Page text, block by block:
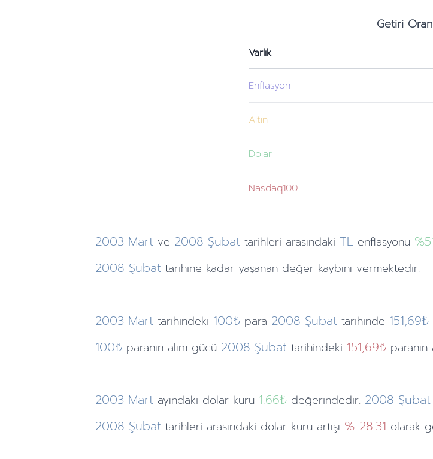
Getiri
Varlık
Enflasyon
Altın
Dolar
Nasdaq100
2003 Mart ve 2008 Şubat tarihleri arasındaki TL enflasyonu
2008 Şubat tarihine kadar yaşanan değer kaybını vermektedir.
2003 Mart tarihindeki 100₺ para 2008 Şubat tarihinde 151,69₺
100₺ paranın alım gücü 2008 Şubat tarihindeki 151,69₺
2003 Mart ayındaki dolar kuru 1.66₺ değerindedir. 2008 Şubat
2008 Şubat tarihleri arasındaki dolar kuru artışı %-28.31 olarak